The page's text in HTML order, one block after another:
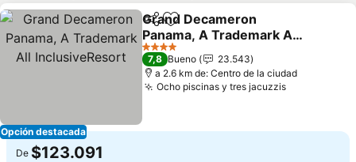
Opción destacada
CompartirAgregar a favoritos
Grand Decameron
Panama, A Trademark All
InclusiveResort
4 Estrellas
7,8 Bueno
23.543
a 2.6 km de: Centro de la ciudad
Ocho piscinas y tres jacuzzis
De $123.091